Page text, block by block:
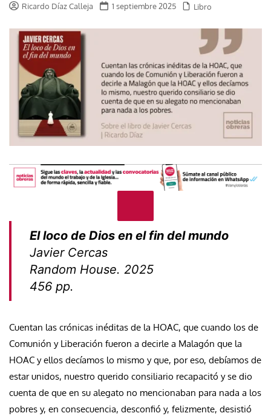
Ricardo Díaz Calleja 1 septiembre 2025 Libro
El loco de Dios en el fin del mundo
Javier Cercas
Random House. 2025
456 pp.
Cuentan las crónicas inéditas de la HOAC, que cuando los de
Comunión y Liberación fueron a decirle a Malagón que la
HOAC y ellos decíamos lo mismo y que, por eso, debíamos de
estar unidos, nuestro querido consiliario recapacitó y se dio
cuenta de que en su alegato no mencionaban para nada a los
pobres y, en consecuencia, desconfió y, felizmente, desistió